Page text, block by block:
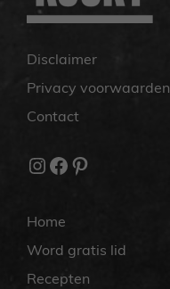
Disclaimer
Privacy voorwaarden
Contact
Instagram
Facebook
Pinterest
Home
Word gratis lid
Recepten